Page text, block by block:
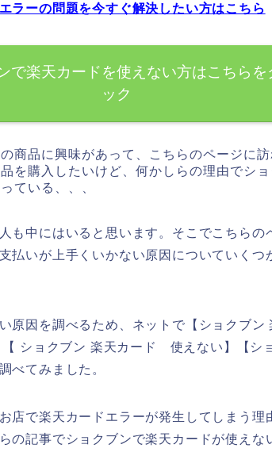
ラーの問題を今すぐ解決したい方はこちら
で楽天カードを使えない方はこちらを
ック
商品に興味があって、こちらのページに訪
を購入したいけど、何かしらの理由でシ
ている、、、
も中にはいると思います。そこでこちらの
払いが上手くいかない原因についていくつ
原因を調べるため、ネットで【ショクブン
ショクブン 楽天カード 使えない】【シ
べてみました。
店で楽天カードエラーが発生してしまう理
の記事でショクブンで楽天カードが使えな